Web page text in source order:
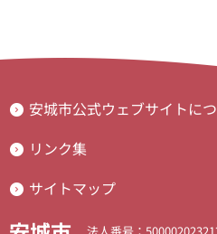
安城市公式ウェブサイトに
リンク集
サイトマップ